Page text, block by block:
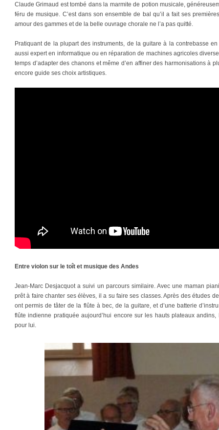
Claude Grimaud est tombé dans la marmite de potion musicale,
féru de musique. C’est dans son ensemble de bal qu’il a fait ses
amour des gammes et de la belle ouvrage chorale ne l’a pas quitté.
Pratiquant de la plupart des instruments, de la guitare à la contrebasse
aussi expert en informatique ou en réparation de machines agricoles
temps d’adapter des chanons et même d’en affiner des harmonisations à
encore guide ses choix artistiques.
Entre violon sur le toît et musique des Andes
Jean-Marc Desjacquot a suivi un parcours similaire. Avec une maman
prêt à faire chanter ses élèves, il a su faire ses classes. Après des études
ont permis de tâter de la flûte à bec, de la guitare, et d’une batterie
flûte indienne pratiquée aujourd’hui encore sur les hauts plateaux
pour lui.